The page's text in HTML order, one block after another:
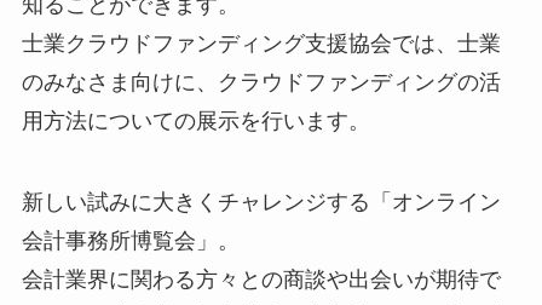
士業クラウドファンディング支援協会では、士業
のみなさま向けに、クラウドファンディングの活
用方法についての展示を行います。
新しい試みに大きくチャレンジする「オンライン
会計事務所博覧会」。
会計業界に関わる方々との商談や出会いが期待で